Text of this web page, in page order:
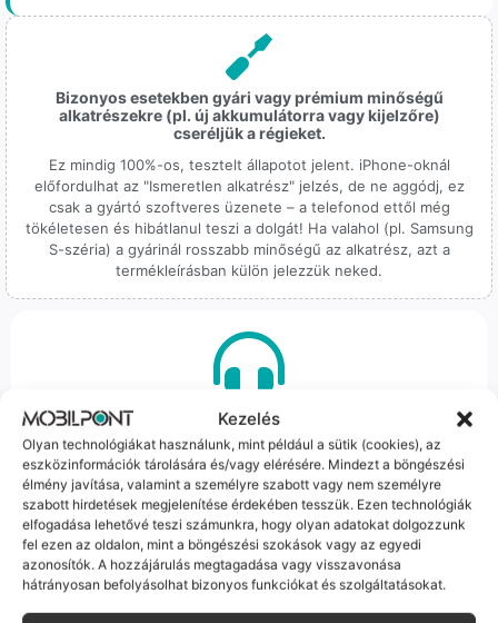
Kezelés
Olyan technológiákat használunk, mint például a sütik (cookies), az
eszközinformációk tárolására és/vagy elérésére. Mindezt a böngészési
élmény javítása, valamint a személyre szabott vagy nem személyre
szabott hirdetések megjelenítése érdekében tesszük. Ezen technológiák
elfogadása lehetővé teszi számunkra, hogy olyan adatokat dolgozzunk
fel ezen az oldalon, mint a böngészési szokások vagy az egyedi
azonosítók. A hozzájárulás megtagadása vagy visszavonása
hátrányosan befolyásolhat bizonyos funkciókat és szolgáltatásokat.
Bizonyos esetekben gyári vagy prémium minőségű
alkatrészekre (pl. új akkumulátorra vagy kijelzőre)
cseréljük a régieket.
Ez mindig 100%-os, tesztelt állapotot jelent. iPhone-oknál
előfordulhat az "Ismeretlen alkatrész" jelzés, de ne aggódj, ez
csak a gyártó szoftveres üzenete – a telefonod ettől még
tökéletesen és hibátlanul teszi a dolgát! Ha valahol (pl. Samsung
S-széria) a gyárinál rosszabb minőségű az alkatrész, azt a
termékleírásban külön jelezzük neked.
100% Elérhetőség
Sok éve a szegedi piac meghatározó szereplői vagyunk.
Nem egy arctalan webshop vagyunk: ha kérdésed van, élő
ember veszi fel a telefont, és személyesen is megtalálsz
minket Szegeden.